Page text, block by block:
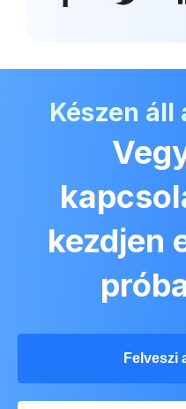
Készen áll
kezdjen
Felveszi